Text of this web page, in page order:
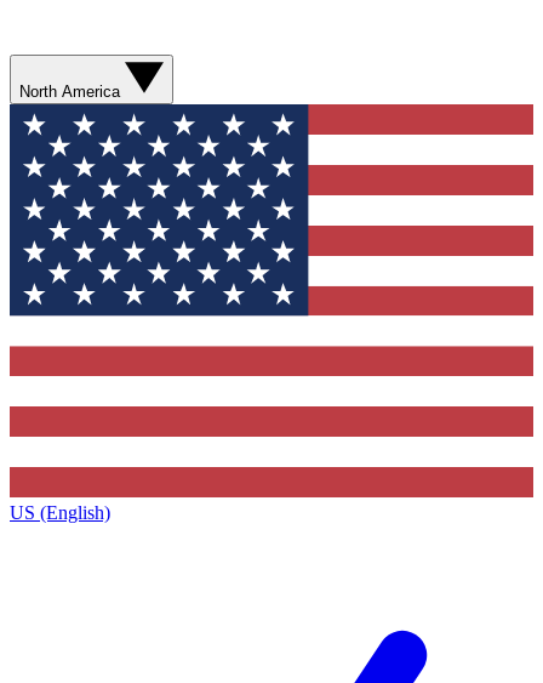
North America
US (English)